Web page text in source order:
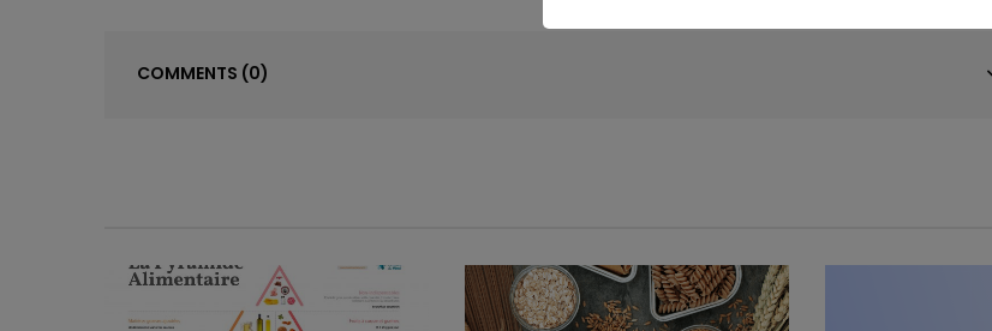
COMMENTS (0)